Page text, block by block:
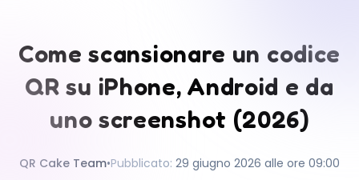
Docs
Aiuto
Come scansionare un codice
QR su iPhone, Android e da
uno screenshot (2026)
QR Cake Team•Pubblicato: 29 giugno 2026 alle ore 09:00